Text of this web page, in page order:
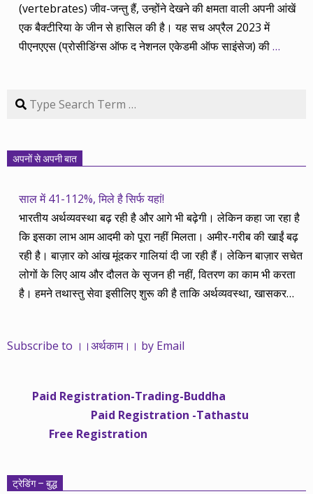
(vertebrates) जीव-जन्तु हैं, उन्होंने देखने की क्षमता वाली अपनी आंखें
एक बैक्टीरिया के जीन से हासिल की है। यह सच अप्रैल 2023 में
पीएनएएस (प्रोसीडिंग्स ऑफ द नेशनल एकेडमी ऑफ साइंसेज) की…
Search
अपनों से अपनी बात
साल में 41-112%, मिले है सिर्फ यहां!
भारतीय अर्थव्यवस्था बढ़ रही है और आगे भी बढ़ेगी। लेकिन कहा जा रहा है
कि इसका लाभ आम आदमी को पूरा नहीं मिलता। अमीर-गरीब की खाईं बढ़
रही है। बाज़ार को आंख मूंदकर गालियां दी जा रही हैं। लेकिन बाज़ार सचेत
लोगों के लिए आय और दौलत के सृजन ही नहीं, वितरण का काम भी करता
है। हमने तथास्तु सेवा इसीलिए शुरू की है ताकि अर्थव्यवस्था, खासकर
महंगाई की दर 10 प्रतिशत से ऊपर रहती है। वे भागकर जाते हैं सोने और
साढ़े चार सालों से अर्थकाम से जुड़े हैं, वे हमारी ईमानदारी और सत्यनिष्ठा से
भलीभांति वाकिफ हैं। शुरू में हम भी कच्चे थे तो बाज़ार के उस्तादों के जाल
में फंस गए। गलतियां कीं। लेकिन जैसे ही समझ में आया, खटाक से उनसे
मजबूत आधार और गहन रिसर्च के साथ। उसी का नतीजा है कि हमारी
Subscribe to ।।अर्थकाम।। by Email
Paid Registration-Trading-Buddha
Paid Registration -Tathastu
Free Registration
ट्रेडिंग – बुद्ध